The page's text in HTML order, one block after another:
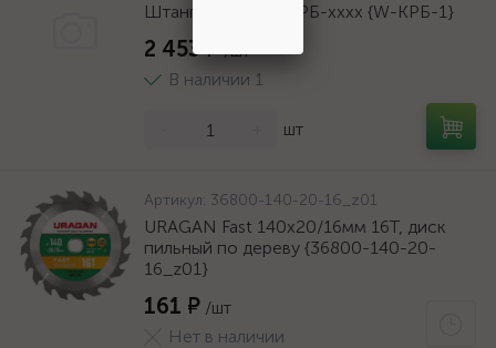
Штанга ЗУБР для КРБ-хххх {W-КРБ-1}
2 453 ₽ /шт
В наличии 1
шт
Артикул: 36800-140-20-16_z01
URAGAN Fast 140x20/16мм 16Т, диск
пильный по дереву {36800-140-20-
16_z01}
161 ₽ /шт
Нет в наличии